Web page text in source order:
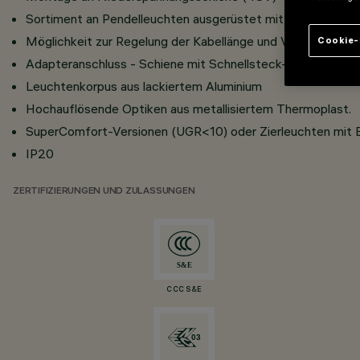
Sortiment an Pendelleuchten ausgerüstet mit DC/DC-
Möglichkeit zur Regelung der Kabellänge und
Adapteranschluss - Schiene mit Schnellsteck-
Leuchtenkorpus aus lackiertem Aluminium
Hochauflösende Optiken aus metallisiertem Thermoplast.
SuperComfort-Versionen (UGR<10) oder Zierleuchten
IP20
ZERTIFIZIERUNGEN UND ZULASSUNGEN
CCC S&E